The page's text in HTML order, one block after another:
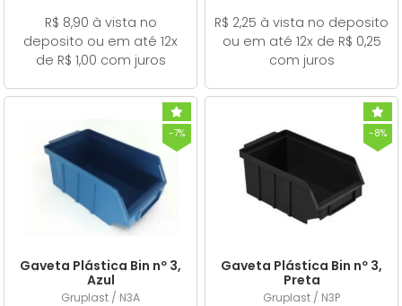
R$ 8,90 à vista no
deposito ou em até 12x
de R$ 1,00 com juros
R$ 2,25 à vista no deposito
ou em até 12x de R$ 0,25
com juros
-7%
Gaveta Plástica Bin nº 3,
Azul
Gruplast / N3A
-8%
Gaveta Plástica Bin nº 3,
Preta
Gruplast / N3P